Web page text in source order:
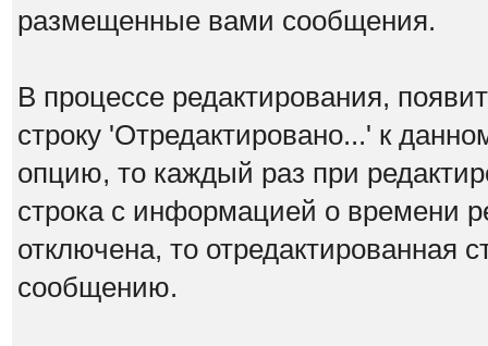
размещенные вами сообщения.
В процессе редактирования,
строку 'Отредактировано...' к
опцию, то каждый раз при
строка с информацией о времени
отключена, то отредактированная
сообщению.